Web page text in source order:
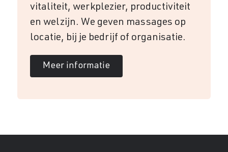
vitaliteit, werkplezier, productiviteit
en welzijn. We geven massages op
locatie, bij je bedrijf of organisatie.
Meer informatie